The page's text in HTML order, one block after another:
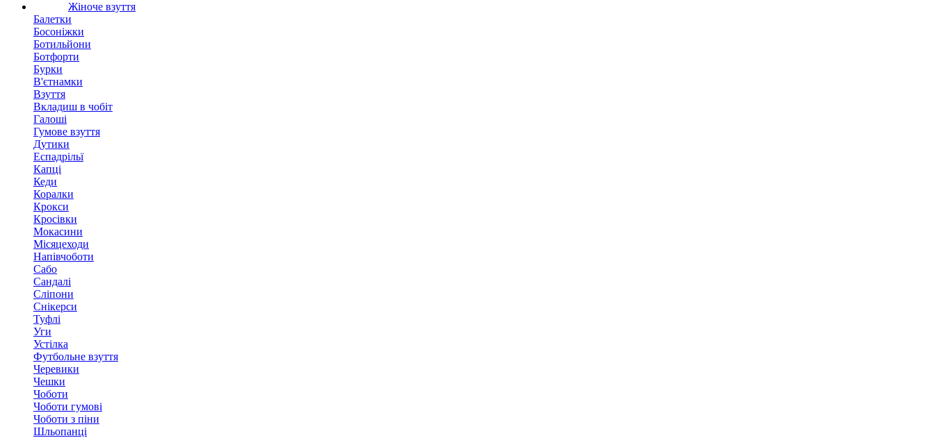
Жіноче взуття
Балетки
Босоніжки
Ботильйони
Ботфорти
Бурки
В'єтнамки
Взуття
Вкладиш в чобіт
Галоші
Гумове взуття
Дутики
Еспадрільї
Капці
Кеди
Коралки
Крокси
Кросівки
Мокасини
Місяцеходи
Напівчоботи
Сабо
Сандалі
Сліпони
Снікерси
Туфлі
Уги
Устілка
Футбольне взуття
Черевики
Чешки
Чоботи
Чоботи гумові
Чоботи з піни
Шльопанці